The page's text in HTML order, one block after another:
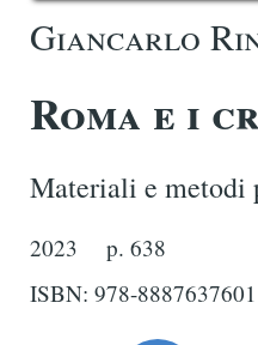
Giancarlo
Roma e i
Materiali e metodi
2023
p. 638
ISBN: 978-8887637601